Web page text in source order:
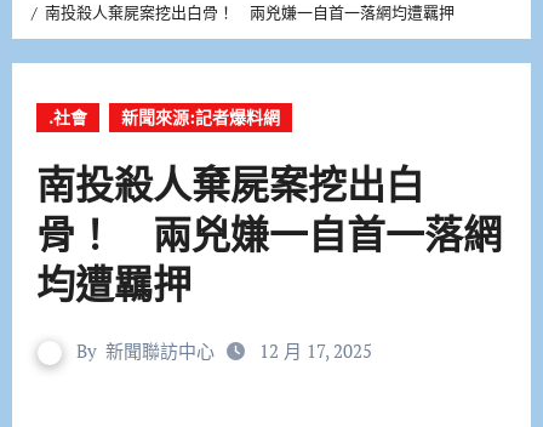
南投殺人棄屍案挖出白骨！ 兩兇嫌一自首一落網均遭羈押
.社會 新聞來源:記者爆料網
南投殺人棄屍案挖出白
骨！ 兩兇嫌一自首一落網
均遭羈押
By 新聞聯訪中心 12 月 17, 2025